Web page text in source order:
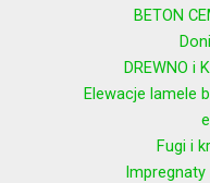
BETON
DREWNO i
Elewacje lamele
Fugi i